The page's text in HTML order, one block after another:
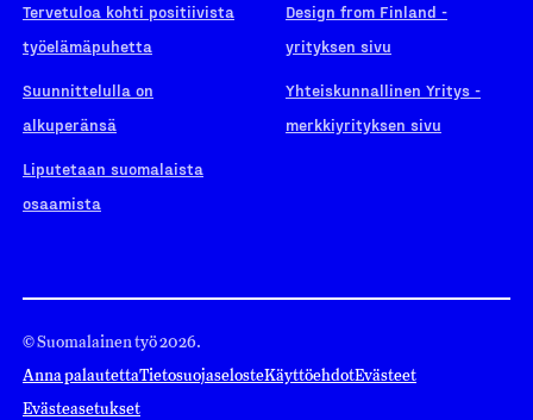
Tervetuloa kohti positiivista
työelämäpuhetta
Suunnittelulla on
alkuperänsä
Liputetaan suomalaista
osaamista
Design from Finland -
yrityksen sivu
Yhteiskunnallinen Yritys -
merkkiyrityksen sivu
© Suomalainen työ 2026.
Anna palautettaTietosuojaselosteKäyttöehdotEvästeet
Evästeasetukset